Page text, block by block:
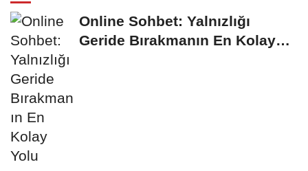
Online Sohbet: Yalnızlığı
Geride Bırakmanın En Kolay